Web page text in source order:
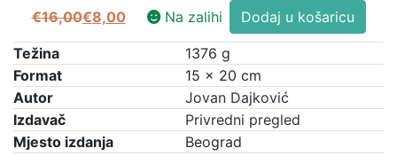
€16,00
Izvorna
cijena
bila
je:
€16,00.
€8,00
Trenutna
cijena
je:
€8,00.
Na zalihi
Englesko-
srpskohrvatski
i
srpskohrvatsko-
engleski
rečnik
sinonima
Dodaj u košaricu
Težina
1376 g
Format
15 × 20 cm
Autor
Jovan Dajković
Izdavač
Privredni pregled
Mjesto izdanja
Beograd